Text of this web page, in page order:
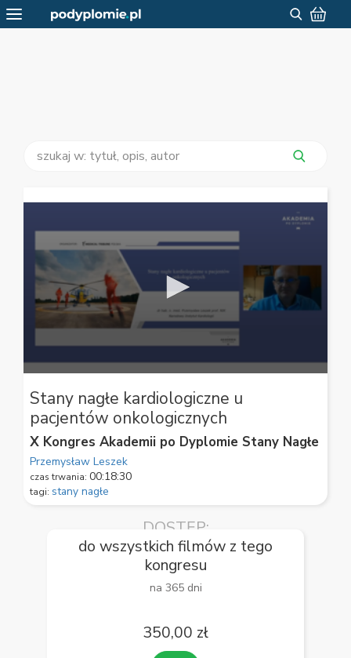
seconds
of
59
seconds
Stany nagłe kardiologiczne u
pacjentów onkologicznych
X Kongres Akademii po Dyplomie Stany Nagłe
Przemysław Leszek
czas trwania: 00:18:30
tagi: stany nagłe
DOSTĘP:
do wszystkich filmów z tego
kongresu
na 365 dni
350,00 zł